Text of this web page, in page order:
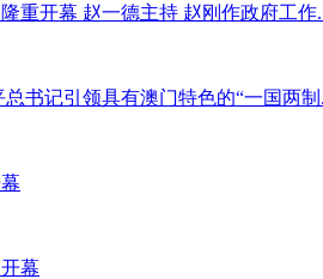
重开幕 赵一德主持 赵刚作政府工作
书记引领具有澳门特色的“一国两制
幕